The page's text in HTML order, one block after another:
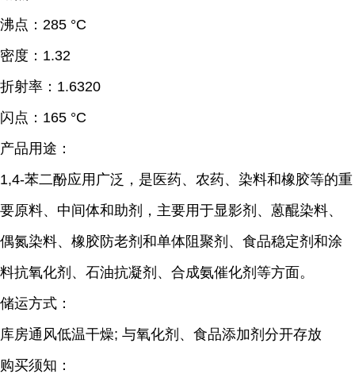
沸点： 285 °C
密度： 1.32
折射率： 1.6320
闪点： 165 °C
产品用途：
1,4-苯二酚应用广泛，是医药、农药、染料和橡胶等的重
要原料、中间体和助剂，主要用于显影剂、蒽醌染料、
偶氮染料、橡胶防老剂和单体阻聚剂、食品稳定剂和涂
料抗氧化剂、石油抗凝剂、合成氨催化剂等方面。
储运方式：
库房通风低温干燥; 与氧化剂、食品添加剂分开存放
购买须知：